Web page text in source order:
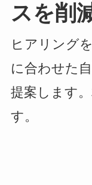
スを削
ヒアリング
に合わせた
提案します
す。